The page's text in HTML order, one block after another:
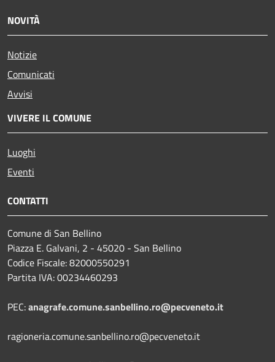
NOVITÀ
Notizie
Comunicati
Avvisi
VIVERE IL COMUNE
Luoghi
Eventi
CONTATTI
Comune di San Bellino
Piazza E. Galvani, 2 - 45020 - San Bellino
Codice Fiscale: 82000550291
Partita IVA: 00234460293
PEC:anagrafe.comune.sanbellino.ro@pecveneto.it
ragioneria.comune.sanbellino.ro@pecveneto.it